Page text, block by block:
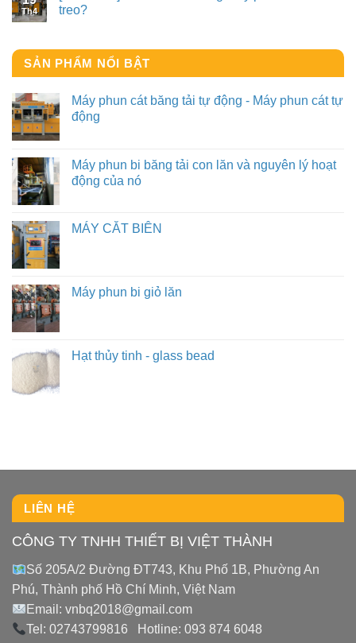
Th4
treo?
SẢN PHẨM NỔI BẬT
Máy phun cát băng tải tự động - Máy phun cát tự
động
Máy phun bi băng tải con lăn và nguyên lý hoạt
động của nó
MÁY CẮT BIÊN
Máy phun bi giỏ lăn
Hạt thủy tinh - glass bead
LIÊN HỆ
CÔNG TY TNHH THIẾT BỊ VIỆT THÀNH
Số 205A/2 Đường ĐT743, Khu Phố 1B, Phường An
Phú, Thành phố Hồ Chí Minh, Việt Nam
Email: vnbq2018@gmail.com
Tel: 02743799816 Hotline: 093 874 6048